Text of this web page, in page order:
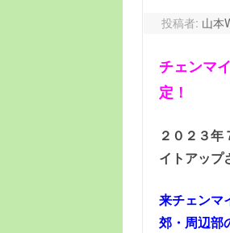
投稿者: 山本
チェンマ
定！
２０２３
イトアップ
来チェンマ
郊・周辺部